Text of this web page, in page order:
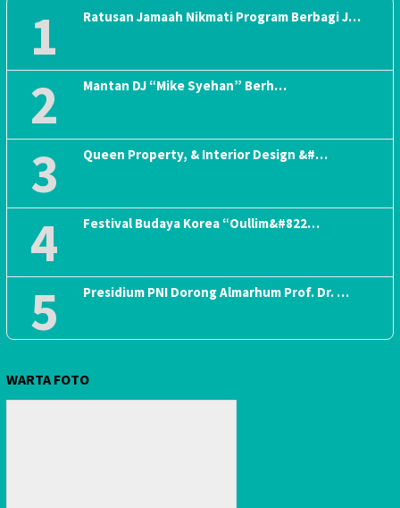
1 Ratusan Jamaah Nikmati Program Berbagi J…
2 Mantan DJ “Mike Syehan” Berh…
3 Queen Property, & Interior Design &#…
4 Festival Budaya Korea “Oullim&#822…
5 Presidium PNI Dorong Almarhum Prof. Dr. …
WARTA FOTO